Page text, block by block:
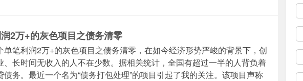
2万+的灰色项目之债务清零
单笔利润2万+的灰色项目之债务清零，在如今经济形势严峻的背景下，创
、长时间无收入的人不在少数。据相关统计，全国有超过一半的人背负着
债务。最近一个名为“债务打包处理”的项目引起了我的关注。该项目声称